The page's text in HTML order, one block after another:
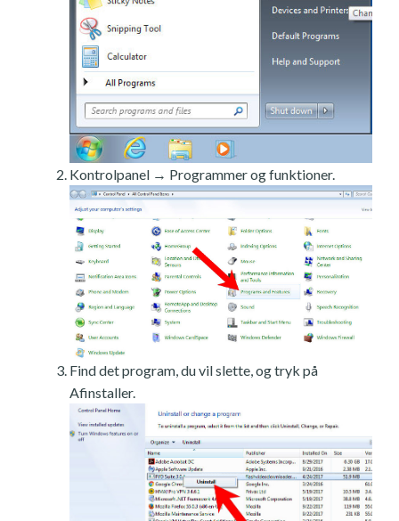
Kontrolpanel → Programmer og funktioner.
Find det program, du vil slette, og tryk på
Afinstaller.